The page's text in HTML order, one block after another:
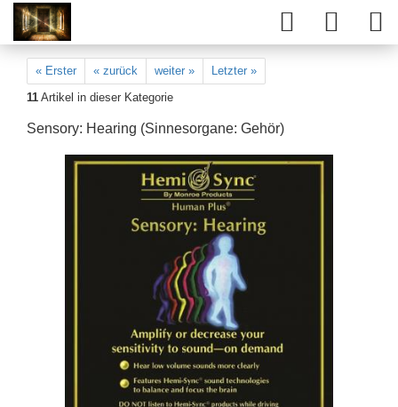
« Erster « zurück weiter »
Letzter »
11 Artikel in dieser Kategorie
Sensory: Hearing (Sinnesorgane: Gehör)